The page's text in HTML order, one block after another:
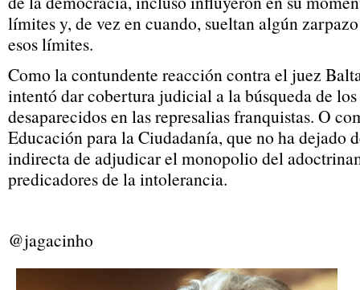
límites y, de vez en cuando, sueltan algún
esos límites.
Como la contundente reacción contra el juez
intentó dar cobertura judicial a la búsqueda de los
desaparecidos en las represalias franquistas. O
Educación para la Ciudadanía, que no ha dejado
indirecta de adjudicar el monopolio del
predicadores de la intolerancia.
@jagacinho